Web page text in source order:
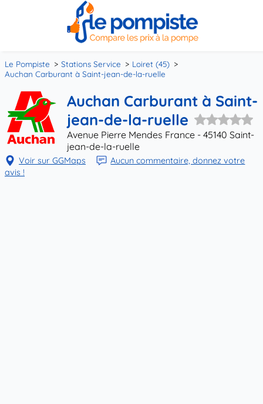
Le Pompiste Stations Service
Loiret (45)
Auchan Carburant à Saint-jean-de-la-ruelle
Auchan Carburant à Saint-
jean-de-la-ruelle
Avenue Pierre Mendes France - 45140 Saint-
jean-de-la-ruelle
Voir sur GGMaps
Aucun commentaire, donnez votre
avis !